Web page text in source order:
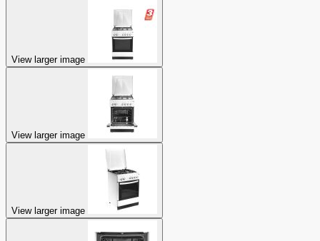
View larger image
View larger image
View larger image